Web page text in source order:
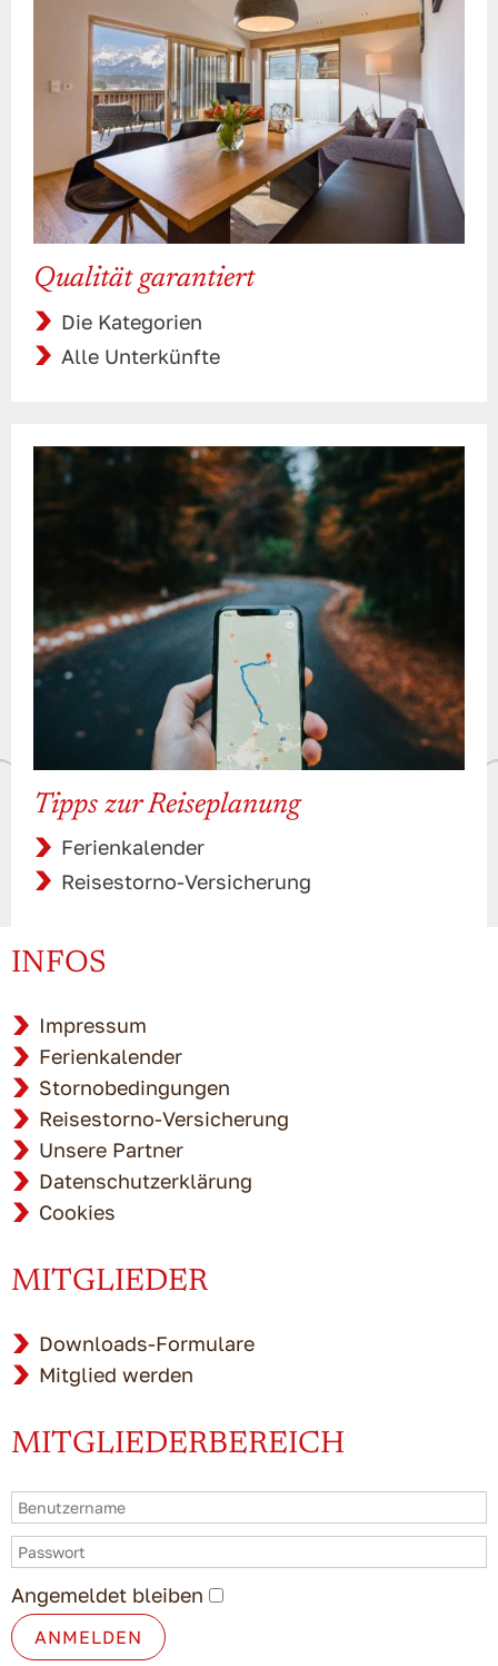
Qualität garantiert
Die Kategorien
Alle Unterkünfte
Tipps zur Reiseplanung
Ferienkalender
Reisestorno-Versicherung
INFOS
Impressum
Ferienkalender
Stornobedingungen
Reisestorno-Versicherung
Unsere Partner
Datenschutzerklärung
Cookies
MITGLIEDER
Downloads-Formulare
Mitglied werden
MITGLIEDERBEREICH
Angemeldet bleiben
ANMELDEN